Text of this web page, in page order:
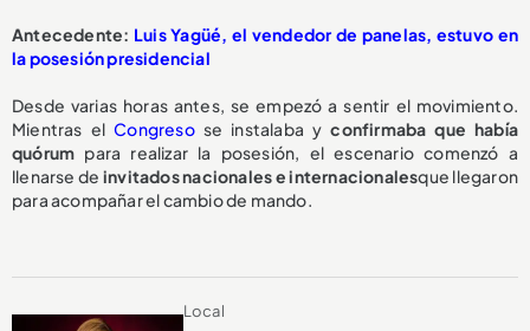
Antecedente: Luis Yagüé, el vendedor de panelas, estuvo en
la posesión presidencial
Desde varias horas antes, se empezó a sentir el movimiento.
Mientras elCongresose instalaba yconfirmaba que había
quórum para realizar la posesión, el escenario comenzó a
llenarse de invitados nacionales e internacionalesque llegaron
para acompañar el cambio de mando.
Local